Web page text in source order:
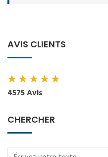
AVIS CLIENTS
★★★★★
4575 Avis
CHERCHER